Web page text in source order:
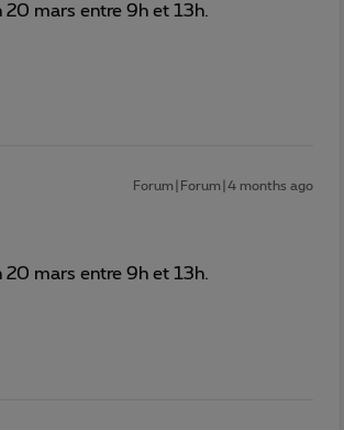
20 mars entre 9h et 13h.
Forum|Forum|4 months ago
20 mars entre 9h et 13h.